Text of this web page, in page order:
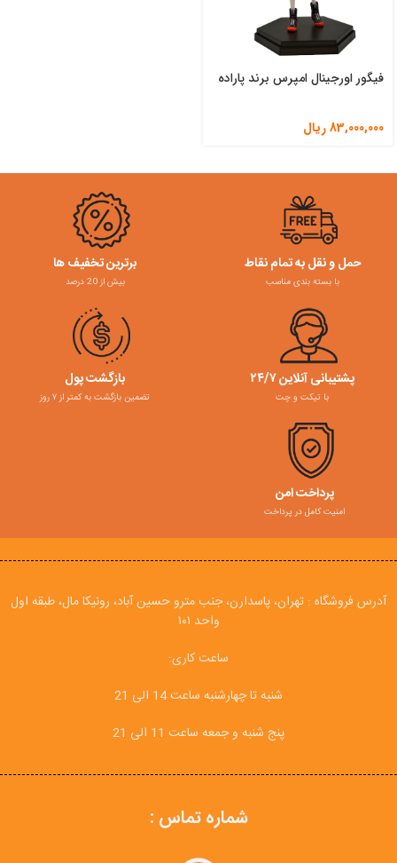
فیگور اورجینال امپرس برند پاراده
83,000,000ریال
حمل و نقل به تمام نقاط
با بسته بندی مناسب
برترین تخفیف ها
بیش از 20 درصد
پشتیبانی آنلاین ۲۴/۷
با تیکت و چت
بازگشت پول
تضمین بازگشت به کمتر از ۷ روز
پرداخت امن
امنیت کامل در پرداخت
آدرس فروشگاه : تهران، پاسدارن، جنب مترو حسین آباد، رونیکا مال، طبقه اول
واحد ۱۰۱
ساعت کاری:
شنبه تا چهارشنبه ساعت 14 الی 21
پنج شنبه و جمعه ساعت 11 الی 21
شماره تماس :